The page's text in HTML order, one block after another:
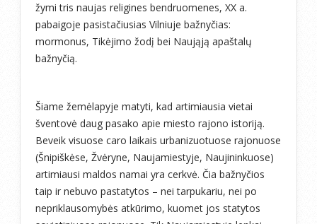
žymi tris naujas religines bendruomenes, XX a.
pabaigoje pasistačiusias Vilniuje bažnyčias:
mormonus, Tikėjimo žodį bei Naująją apaštalų
bažnyčią.
Šiame žemėlapyje matyti, kad artimiausia vietai
šventovė daug pasako apie miesto rajono istoriją.
Beveik visuose caro laikais urbanizuotuose rajonuose
(Šnipiškėse, Žvėryne, Naujamiestyje, Naujininkuose)
artimiausi maldos namai yra cerkvė. Čia bažnyčios
taip ir nebuvo pastatytos – nei tarpukariu, nei po
nepriklausomybės atkūrimo, kuomet jos statytos